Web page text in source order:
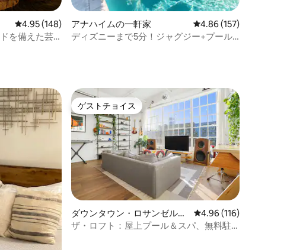
価レビュー148件、5つ星中4.95つ星の平均評価
4.95 (148)
を備えた芸
アナハイムの一軒家 レビュー157件、5つ
4.86 (157)
ディズニーまで5分！ジャグジー+プール
ゲストチョイス
ゲストチョイス
ダウンタウン・ロサンゼルス
のコンドミニアム
レビュー116件、5つ
4.96 (116)
ザ・ロフト：屋上プール＆スパ、無料駐